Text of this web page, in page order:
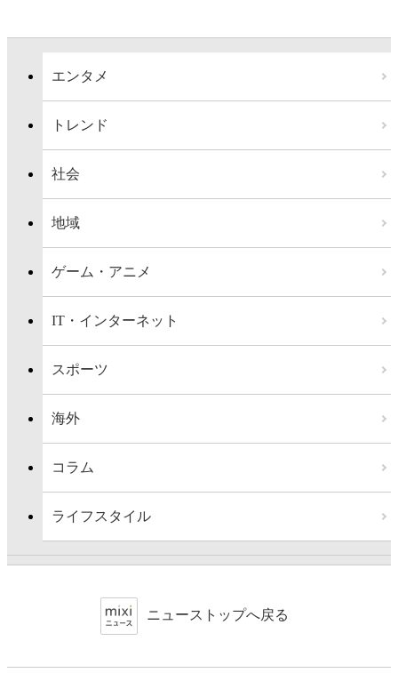
エンタメ
トレンド
社会
地域
ゲーム・アニメ
IT・インターネット
スポーツ
海外
コラム
ライフスタイル
ニューストップへ戻る